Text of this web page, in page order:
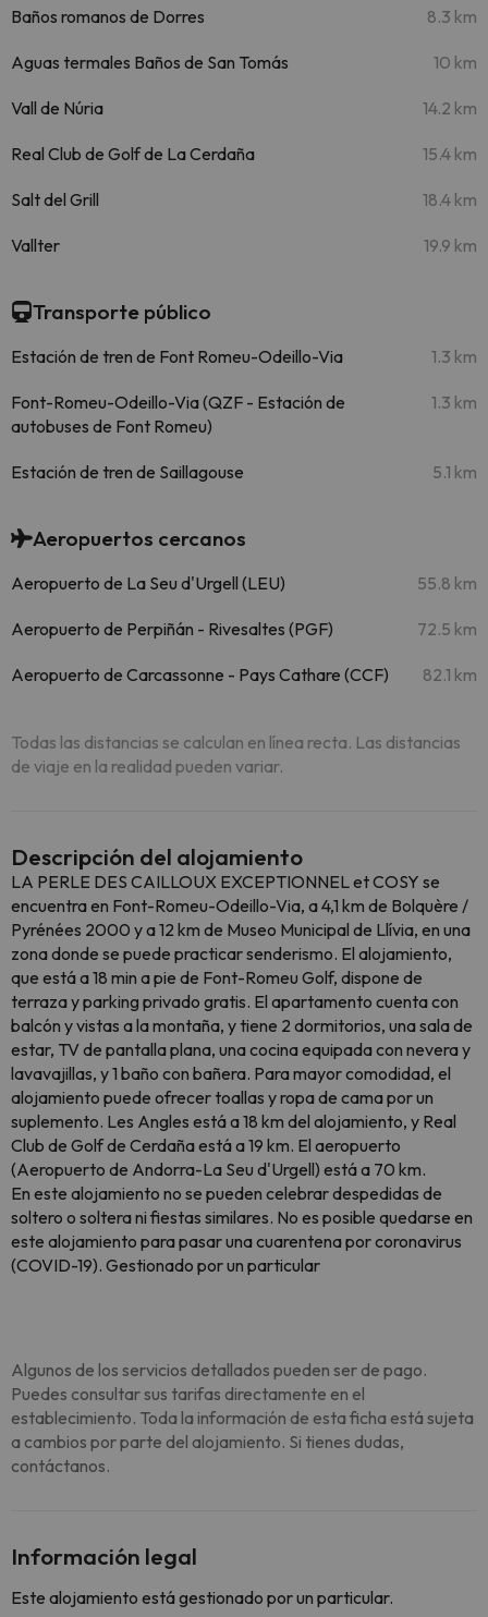
Baños romanos de Dorres 8.3 km
Aguas termales Baños de San Tomás 10 km
Vall de Núria 14.2 km
Real Club de Golf de La Cerdaña 15.4 km
Salt del Grill 18.4 km
Vallter 19.9 km
Transporte público
Estación de tren de Font Romeu-Odeillo-Via 1.3 km
Font-Romeu-Odeillo-Via (QZF - Estación de
autobuses de Font Romeu)
1.3 km
Estación de tren de Saillagouse 5.1 km
Aeropuertos cercanos
Aeropuerto de La Seu d'Urgell (LEU) 55.8 km
Aeropuerto de Perpiñán - Rivesaltes (PGF) 72.5 km
Aeropuerto de Carcassonne - Pays Cathare (CCF) 82.1 km
Todas las distancias se calculan en línea recta. Las distancias
de viaje en la realidad pueden variar.
Descripción del alojamiento
LA PERLE DES CAILLOUX EXCEPTIONNEL et COSY se
encuentra en Font-Romeu-Odeillo-Via, a 4,1 km de Bolquère /
Pyrénées 2000 y a 12 km de Museo Municipal de Llívia, en una
zona donde se puede practicar senderismo. El alojamiento,
que está a 18 min a pie de Font-Romeu Golf, dispone de
terraza y parking privado gratis. El apartamento cuenta con
balcón y vistas a la montaña, y tiene 2 dormitorios, una sala de
estar, TV de pantalla plana, una cocina equipada con nevera y
lavavajillas, y 1 baño con bañera. Para mayor comodidad, el
alojamiento puede ofrecer toallas y ropa de cama por un
suplemento. Les Angles está a 18 km del alojamiento, y Real
Club de Golf de Cerdaña está a 19 km. El aeropuerto
(Aeropuerto de Andorra-La Seu d'Urgell) está a 70 km.
En este alojamiento no se pueden celebrar despedidas de
soltero o soltera ni fiestas similares. No es posible quedarse en
este alojamiento para pasar una cuarentena por coronavirus
(COVID-19). Gestionado por un particular
Algunos de los servicios detallados pueden ser de pago.
Puedes consultar sus tarifas directamente en el
establecimiento. Toda la información de esta ficha está sujeta
a cambios por parte del alojamiento. Si tienes dudas,
contáctanos.
Información legal
Este alojamiento está gestionado por un particular.